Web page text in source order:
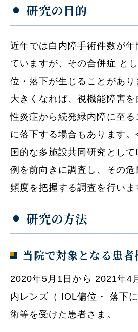
研究の目的
近年では白内障手術件数が年
ていますが、その合併症 と
位・落下が生じることがあ
大きくなれば、視機能障害を
性炎症から続発緑内障に至
に落下する場合もあります
国的な多施設共同研究とし
例を前向きに調査し、その危
頻度を把握する調査を行いま
研究の方法
当院で対象となる患者
2020年5月1日から 2021年4
内レンズ（ IOL偏位・ 落下
術等を受けた患者さま。